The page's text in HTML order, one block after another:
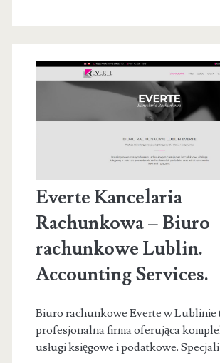
z
o.
Everte Kancelaria
Rachunkowa – Biuro
rachunkowe Lublin.
Accounting Services.
Biuro rachunkowe Everte w Lublinie
profesjonalna firma oferująca
usługi księgowe i podatkowe.